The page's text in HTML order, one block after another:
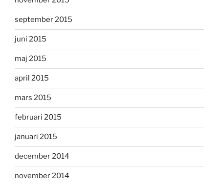
september 2015
juni 2015
maj 2015
april 2015
mars 2015
februari 2015
januari 2015
december 2014
november 2014